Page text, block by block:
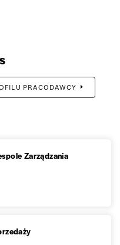
PRACODAWCY
Zarządzania